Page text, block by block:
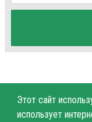
Этот сайт
использует